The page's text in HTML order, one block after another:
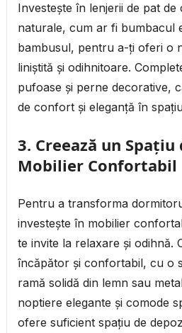
Investește în lenjerii de pat de
naturale, cum ar fi bumbacul
bambusul, pentru a-ți oferi o
liniștită și odihnitoare.
pufoase și perne decorative,
de confort și eleganță în
3. Creează un Spațiu
Mobilier Confortabil
Pentru a transforma
investește în mobilier
te invite la relaxare și odihnă.
încăpător și confortabil, cu o
ramă solidă din lemn sau
noptiere elegante și comode
ofere suficient spațiu de